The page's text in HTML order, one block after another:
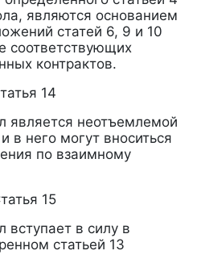
являются основанием
статей 6, 9 и 10
соответствующих
контрактов.
14
является неотъемлемой
в него могут вноситься
по взаимному
15
вступает в силу в
статьей 13